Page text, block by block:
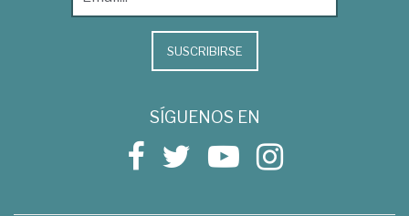
SUSCRIBIRSE
SÍGUENOS EN